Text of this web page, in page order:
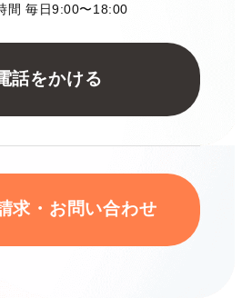
間 毎日9:00〜18:00
話をかける
求・お問い合わせ